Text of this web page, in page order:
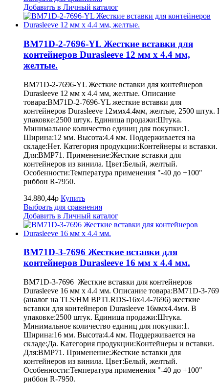
Добавить в Личный каталог
BM71D-2-7696-YL Жесткие вставки для
контейнеров Durasleeve 12 мм х 4.4 мм,
желтые.
BM71D-2-7696-YL Жесткие вставки для контейнеров
Durasleeve 12 мм х 4.4 мм, желтые. Описание
товара:BM71D-2-7696-YL жесткие вставки для
контейнеров Durasleeve 12ммх4.4мм, желтые, 2500 штук.
упаковке:2500 штук. Единица продажи:Штука.
Минимальное количество единиц для покупки:1.
Ширина:12 мм. Высота:4.4 мм. Поддерживается на
складе:Нет. Категория продукции:Контейнеры и вставки.
Для:BMP71. Применение:Жесткие вставки для
контейнеров из винила. Цвет:Белый, желтый.
Особенности:Температура применения "-40 до +100"
риббон R-7950.
34.880,44р Купить
Выбрать для сравнения
Добавить в Личный каталог
BM71D-3-7696 Жесткие вставки для
контейнеров Durasleeve 16 мм х 4.4 мм.
BM71D-3-7696 Жесткие вставки для контейнеров
Durasleeve 16 мм х 4.4 мм. Описание товара:BM71D-3-
(аналог на TLS/HM BPTLRDS-16x4.4-7696) жесткие
вставки для контейнеров Durasleeve 16ммх4.4мм. В
упаковке:2500 штук. Единица продажи:Штука.
Минимальное количество единиц для покупки:1.
Ширина:16 мм. Высота:4.4 мм. Поддерживается на
складе:Да. Категория продукции:Контейнеры и вставки.
Для:BMP71. Применение:Жесткие вставки для
контейнеров из винила. Цвет:Белый, желтый.
Особенности:Температура применения "-40 до +100"
риббон R-7950.